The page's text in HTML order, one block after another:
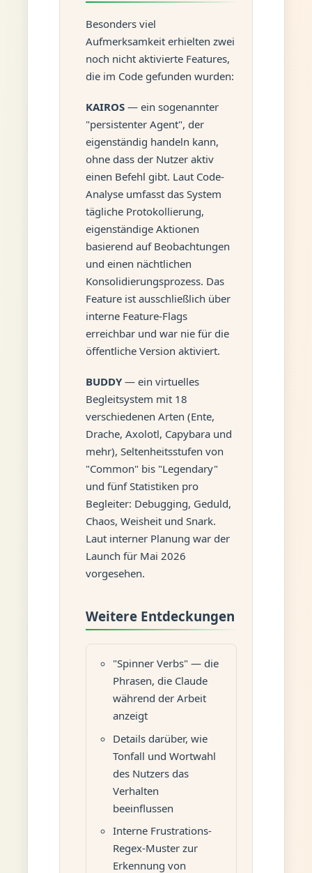
Besonders viel
Aufmerksamkeit erhielten zwei
noch nicht aktivierte Features,
die im Code gefunden wurden:
KAIROS — ein sogenannter
"persistenter Agent", der
eigenständig handeln kann,
ohne dass der Nutzer aktiv
einen Befehl gibt. Laut Code-
Analyse umfasst das System
tägliche Protokollierung,
eigenständige Aktionen
basierend auf Beobachtungen
und einen nächtlichen
Konsolidierungsprozess. Das
Feature ist ausschließlich über
interne Feature-Flags
erreichbar und war nie für die
öffentliche Version aktiviert.
BUDDY— ein virtuelles
Begleitsystem mit 18
verschiedenen Arten (Ente,
Drache, Axolotl, Capybara und
mehr), Seltenheitsstufen von
"Common" bis "Legendary"
und fünf Statistiken pro
Begleiter: Debugging, Geduld,
Chaos, Weisheit und Snark.
Laut interner Planung war der
Launch für Mai 2026
vorgesehen.
Weitere Entdeckungen
"Spinner Verbs" — die
Phrasen, die Claude
während der Arbeit
anzeigt
Details darüber, wie
Tonfall und Wortwahl
des Nutzers das
Verhalten
beeinflussen
Interne Frustrations-
Regex-Muster zur
Erkennung von